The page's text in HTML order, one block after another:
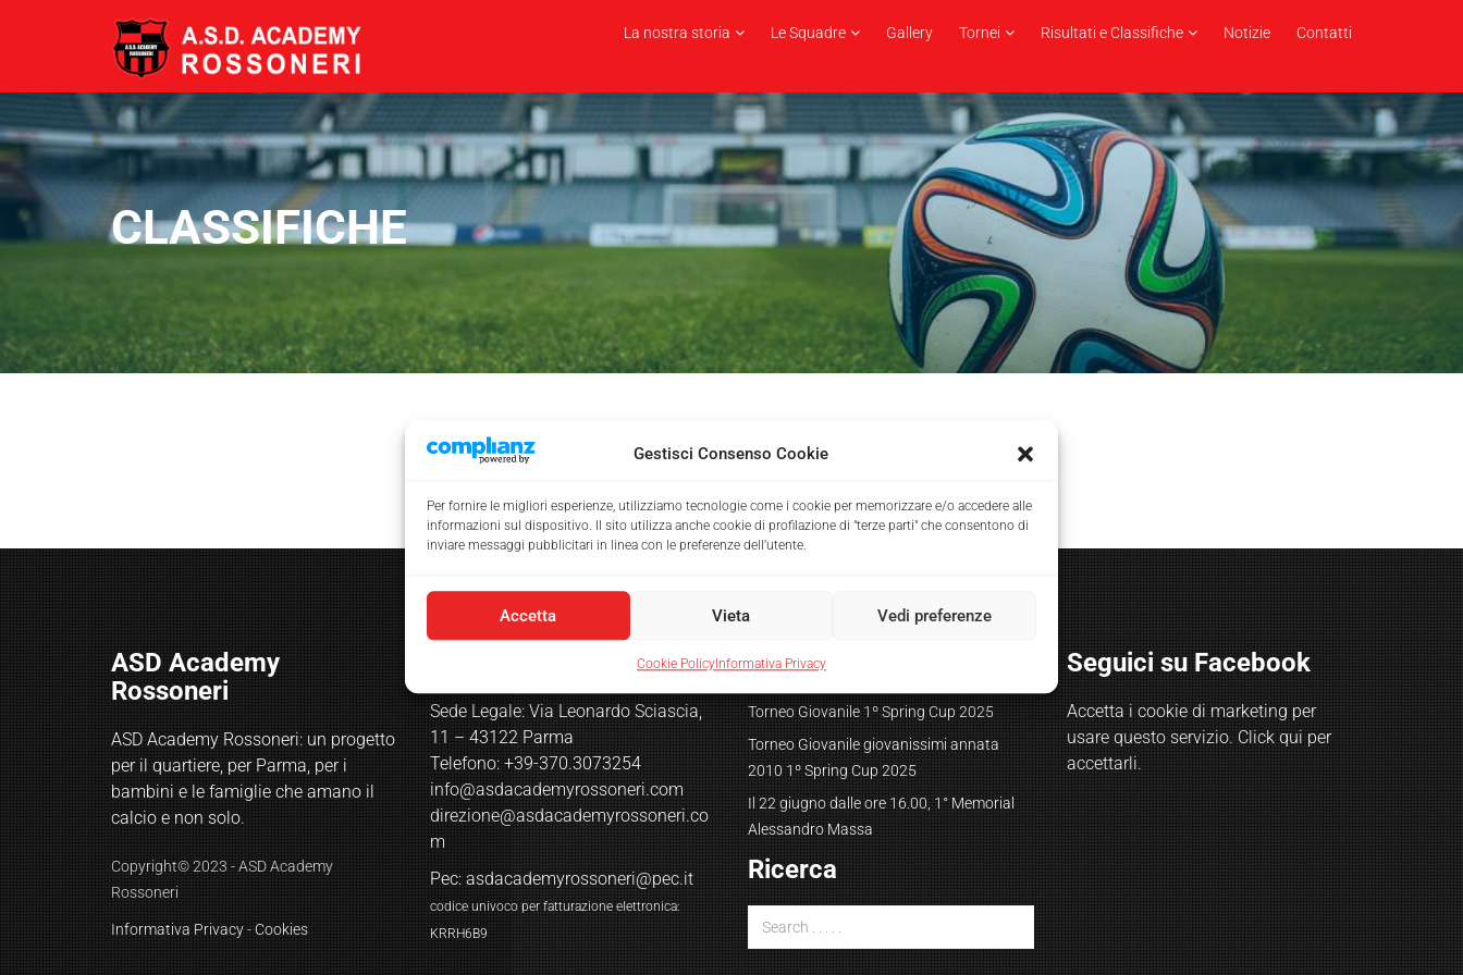
Gestisci Consenso Cookie
Per fornire le migliori esperienze, utilizziamo tecnologie come i cookie per memorizzare e/o accedere alle
informazioni sul dispositivo. Il sito utilizza anche cookie di profilazione di "terze parti" che consentono di
inviare messaggi pubblicitari in linea con le preferenze dell’utente.
Accetta Vieta Vedi preferenze
Cookie PolicyInformativa Privacy
La nostra storia Le Squadre Gallery Tornei Risultati e Classifiche Notizie Contatti
CLASSIFICHE
ASD Academy
Rossoneri
ASD Academy Rossoneri: un progetto
per il quartiere, per Parma, per i
bambini e le famiglie che amano il
calcio e non solo.
Copyright© 2023 - ASD Academy
Rossoneri
Informativa Privacy- Cookies
Sede Legale: Via Leonardo Sciascia,
11 – 43122 Parma
Telefono: +39-370.3073254
info@asdacademyrossoneri.com
direzione@asdacademyrossoneri.co
m
Pec: asdacademyrossoneri@pec.it
codice univoco per fatturazione elettronica:
KRRH6B9
Articoli recenti
Torneo Giovanile 1º Spring Cup 2025
Torneo Giovanile giovanissimi annata
2010 1º Spring Cup 2025
Il 22 giugno dalle ore 16.00, 1° Memorial
Alessandro Massa
Ricerca
Seguici su Facebook
Accetta i cookie di marketing per
usare questo servizio. Click qui per
accettarli.